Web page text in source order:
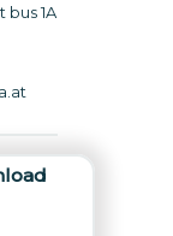
bus 1A